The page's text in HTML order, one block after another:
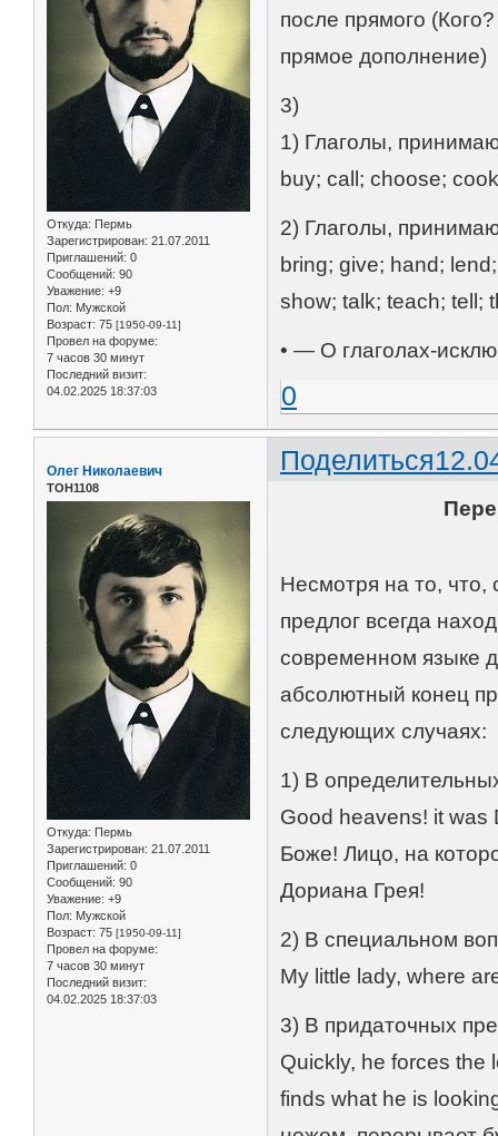
Откуда: Пермь
Зарегистрирован: 21.07.2011
Приглашений: 0
Сообщений: 90
Уважение: +9
Пол: Мужской
Возраст: 75 [1950-09-11]
Провел на форуме:
7 часов 30 минут
Последний визит:
04.02.2025 18:37:03
после прямого
прямое дополнение)
3)
1) Глаголы,
buy; call; choose;
2) Глаголы,
bring; give; hand;
show; talk; teach; tell;
• — О глаголах-
0
Поделиться
Олег Николаевич
ТОН1108
Откуда: Пермь
Зарегистрирован: 21.07.2011
Приглашений: 0
Сообщений: 90
Уважение: +9
Пол: Мужской
Возраст: 75 [1950-09-11]
Провел на форуме:
7 часов 30 минут
Последний визит:
04.02.2025 18:37:03
Несмотря на то, что,
предлог всегда
современном языке
абсолютный конец
следующих случаях:
1) В
Good heavens! it
Боже! Лицо, на
Дориана Грея!
2) В специальном
My little lady, where
3) В придаточных
Quickly, he forces the
finds what he is